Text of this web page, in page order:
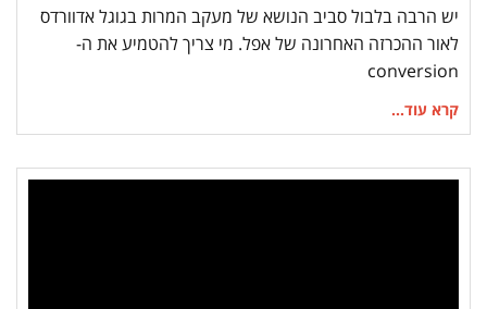
יש הרבה בלבול סביב הנושא של מעקב המרות בגוגל אדוורדס
לאור ההכרזה האחרונה של אפל. מי צריך להטמיע את ה-
conversion
קרא עוד...